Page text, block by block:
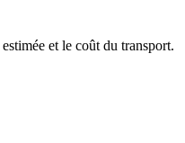
et le coût du transport.